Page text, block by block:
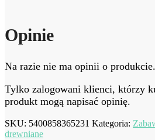
Opinie
Na razie nie ma opinii o produkcie.
Tylko zalogowani klienci, którzy
produkt mogą napisać opinię.
SKU: 5400858365231 Kategoria:
drewniane